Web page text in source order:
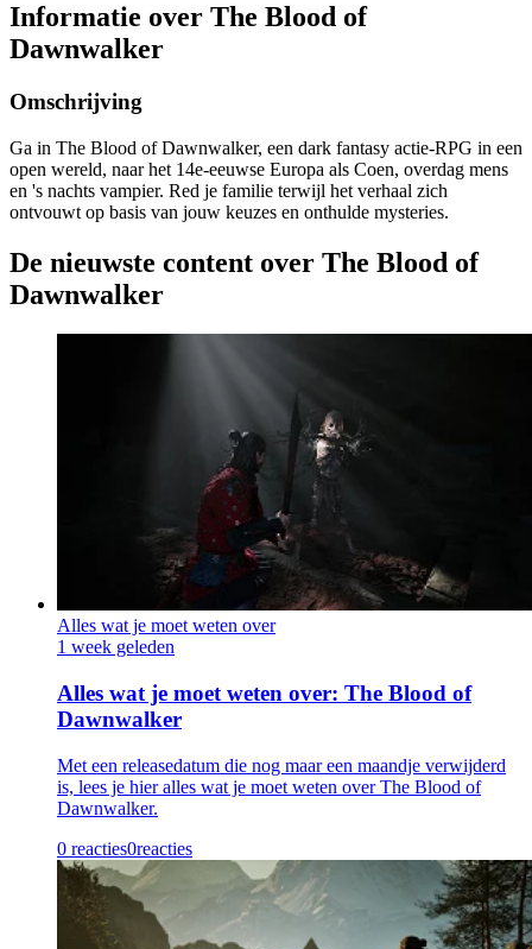
Informatie over The Blood of
Dawnwalker
Omschrijving
Ga in The Blood of Dawnwalker, een dark fantasy actie-RPG in een
open wereld, naar het 14e-eeuwse Europa als Coen, overdag mens
en 's nachts vampier. Red je familie terwijl het verhaal zich
ontvouwt op basis van jouw keuzes en onthulde mysteries.
De nieuwste content over The Blood of
Dawnwalker
Alles wat je moet weten over
1 week geleden
Alles wat je moet weten over: The Blood of
Dawnwalker
Met een releasedatum die nog maar een maandje verwijderd
is, lees je hier alles wat je moet weten over The Blood of
Dawnwalker.
0 reacties0reacties